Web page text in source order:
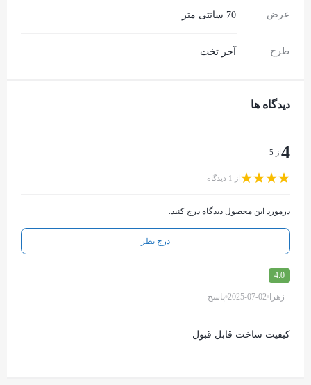
عرض 70 سانتی متر
طرح آجر تخت
دیدگاه ها
4از 5
از 1 دیدگاه
درمورد این محصول دیدگاه درج کنید.
درج نظر
4.0
زهرا 2025-07-02 پاسخ
کیفیت ساخت قابل قبول